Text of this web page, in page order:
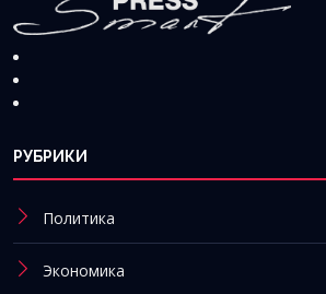
РУБРИКИ
Политика
Экономика